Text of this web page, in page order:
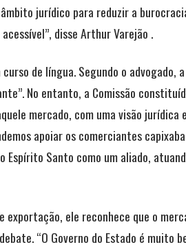
jurídico para reduzir a
disse Arthur Varejão .
de língua. Segundo o advogado,
No entanto, a Comissão
mercado, com uma visão
apoiar os comerciantes
Santo como um aliado,
exportação, ele reconhece que o
“O Governo do Estado é